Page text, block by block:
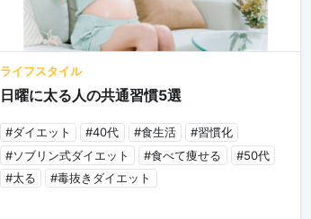
ライフスタイル
日曜に太る人の共通習慣5選
#ダイエット #40代 #食生活
#習慣化
#ソブリン式ダイエット
#食べて痩せる
#50代
#太る
#毒抜きダイエット